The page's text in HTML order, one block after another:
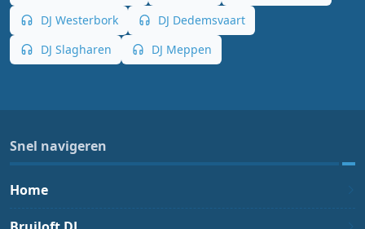
DJ Westerbork
DJ Dedemsvaart
DJ Slagharen
DJ Meppen
Snel navigeren
Home